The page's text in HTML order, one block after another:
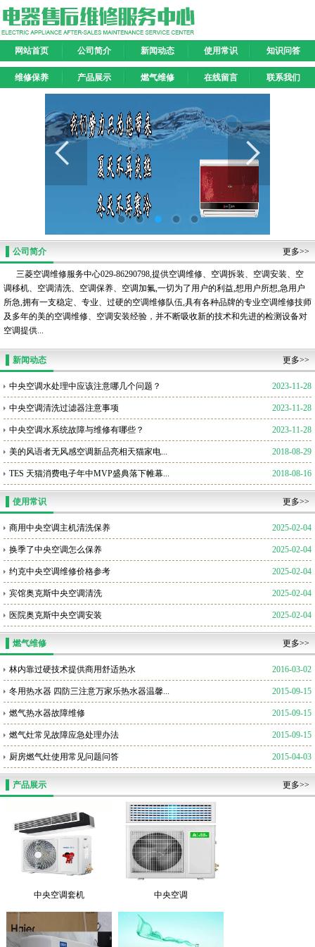
网站首页 公司简介 新闻动态 使用常识 知识问答
维修保养 产品展示 燃气维修 在线留言 联系我们
公司简介 更多>>
三菱空调维修服务中心029-86290798,提供空调维修、空调拆装、空调安装、空
调移机、空调清洗、空调保养、空调加氟,一切为了用户的利益,想用户所想,急用户
所急,拥有一支稳定、专业、过硬的空调维修队伍,具有各种品牌的专业空调维修技师
及多年的美的空调维修、空调安装经验，并不断吸收新的技术和先进的检测设备对
空调提供...
新闻动态 更多>>
2023-11-28
中央空调水处理中应该注意哪几个问题？
2023-11-28
中央空调清洗过滤器注意事项
2023-11-28
中央空调水系统故障与维修有哪些？
2018-08-29
美的风语者无风感空调新品亮相天猫家电...
2018-08-16
TES 天猫消费电子年中MVP盛典落下帷幕...
使用常识 更多>>
2025-02-04
商用中央空调主机清洗保养
2025-02-04
换季了中央空调怎么保养
2025-02-04
约克中央空调维修价格参考
2025-02-04
宾馆奥克斯中央空调清洗
2025-02-04
医院奥克斯中央空调安装
燃气维修 更多>>
2016-03-02
林内靠过硬技术提供商用舒适热水
2015-09-15
冬用热水器 四防三注意万家乐热水器温馨...
2015-09-15
燃气热水器故障维修
2015-09-15
燃气灶常见故障应急处理办法
2015-04-03
厨房燃气灶使用常见问题问答
产品展示 更多>>
中央空调套机 中央空调